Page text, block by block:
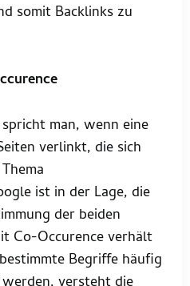
somit Backlinks zu
man, wenn eine
verlinkt, die sich
ist in der Lage, die
der beiden
Co-Occurence verhält
Begriffe häufig